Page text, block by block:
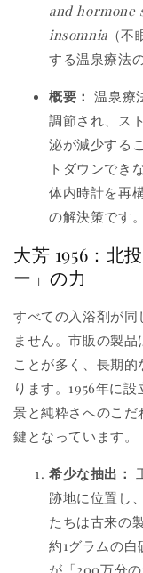
and hormone
insomnia（不
する温泉療法
概要： 温泉療
調節され、ス
泌が減少する
トダウンでき
体内時計を再
の解決策です。
大芳 1956：北
ー」の力
すべての入浴剤が同
ません。市販の製
ことが多く、長期
ります。1956年に
景と純粋さへのこだ
鍵となっています。
希少な抽出：
跡地に位置し
たちは古来の
約1グラムの
が「200万分の